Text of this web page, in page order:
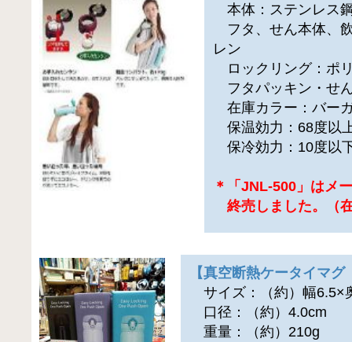
本体：ステンレス
フタ、せん本体、
レン
ロックリング：ポ
フタパッキン・せ
在庫カラー：バー
保温効力：68度以
保冷効力：10度以
＊「JNL-500」はメ
終売しました。（
【真空断熱ケータイマ
サイズ：（約）幅6.5×
口径：（約）4.0cm
重量：（約）210g